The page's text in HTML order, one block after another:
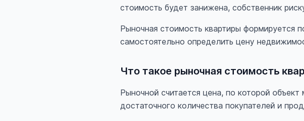
стоимость будет занижена, собственник
Рыночная стоимость квартиры формируется
самостоятельно определить цену
Что такое рыночная стоимость
Рыночной считается цена, по которой
достаточного количества покупателей и